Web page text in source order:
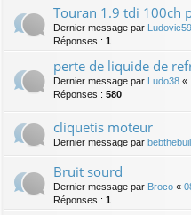
Touran 1.9 tdi 100ch
Dernier message par
Réponses : 1
perte de liquide de
Dernier message par Ludo38 «
Réponses : 580
cliquetis moteur
Dernier message par
Bruit sourd
Dernier message par Broco «
Réponses : 1